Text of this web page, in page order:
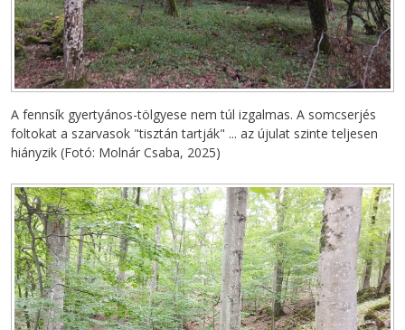
A fennsík gyertyános-tölgyese nem túl izgalmas. A somcserjés
foltokat a szarvasok "tisztán tartják" ... az újulat szinte teljesen
hiányzik (Fotó: Molnár Csaba, 2025)